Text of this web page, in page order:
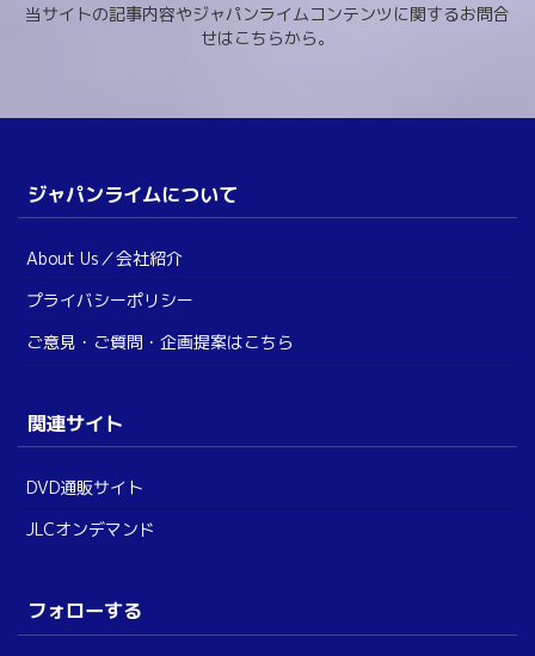
当サイトの記事内容やジャパンライムコンテンツに関するお問合
せはこちらから。
ジャパンライムについて
About Us／会社紹介
プライバシーポリシー
ご意見・ご質問・企画提案はこちら
関連サイト
DVD通販サイト
JLCオンデマンド
フォローする